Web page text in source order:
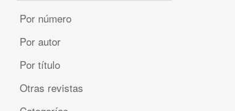
Por número
Por autor
Por título
Otras revistas